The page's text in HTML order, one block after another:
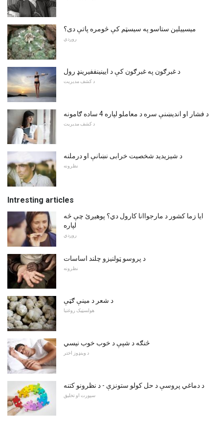
میسییلین ستاسو په سیسټم کې څومره پاتې دی؟
روږدي
د غبرګون په غبرګون کې د ایینینففیرینډ رول
د کشف مدیریت
د فشار او اندیښنې سره د معاملو لپاره 4 ساده ګامونه
د کشف مدیریت
د شیزیدید شخصیت خرابی نښانې او درملنه
نظرونه
Intresting articles
ایا زما کشور د مارجواانا کارول دي؟ پوهیږئ چې څه
لپاره
روږدي
د پروسو ټولنیزو چلند اساسات
نظرونه
د شعر د مینې ګټې
هولسټیک روغتیا
څنګه د شپې د خوب خوب نیسي
د وینډوز اختر
د دماغي پروسې د حل کولو ستونزې - د نظرونو کتنه
سپورت او تخلیق